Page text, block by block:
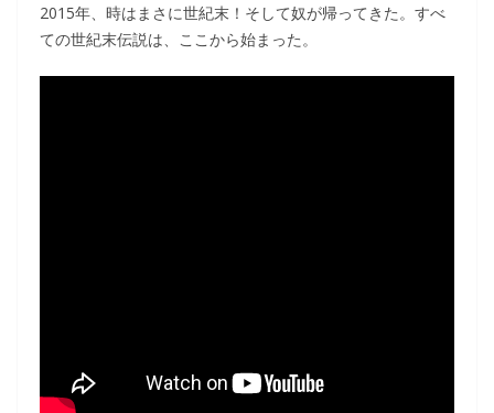
2015年、時はまさに世紀末！そして奴が帰ってきた。すべ
ての世紀末伝説は、ここから始まった。